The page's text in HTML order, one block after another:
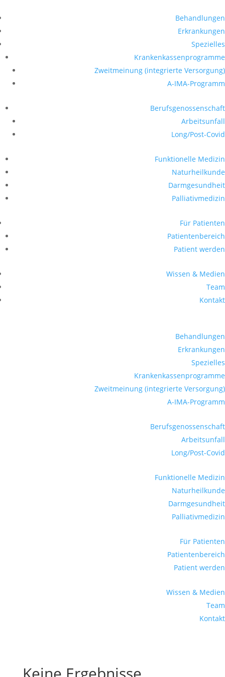
Behandlungen
Erkrankungen
Spezielles
Krankenkassen­­programme
Zweitmeinung (integrierte Versorgung)
A-IMA-Programm
Berufsgenossenschaft
Arbeitsunfall
Long/Post-Covid
Funktionelle Medizin
Naturheilkunde
Darmgesundheit
Palliativmedizin
Für Patienten
Patientenbereich
Patient werden
Wissen & Medien
Team
Kontakt
Behandlungen
Erkrankungen
Spezielles
Krankenkassen­­programme
Zweitmeinung (integrierte Versorgung)
A-IMA-Programm
Berufsgenossenschaft
Arbeitsunfall
Long/Post-Covid
Funktionelle Medizin
Naturheilkunde
Darmgesundheit
Palliativmedizin
Für Patienten
Patientenbereich
Patient werden
Wissen & Medien
Team
Kontakt